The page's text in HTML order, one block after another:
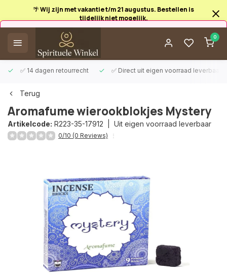
🌴 Wij zijn met vakantie t/m 21 augustus. Bestellen is
tijdelijk niet mogelijk.
0
✅ 14 dagen retourrecht ✅ Direct uit eigen voorraad leverbaar
Afrekenen is uitgeschakeld.
Terug
Aromafume wierookblokjes Mystery
Artikelcode: R223-35-17912 | Uit eigen voorraad leverbaar
0/10 (0 Reviews)